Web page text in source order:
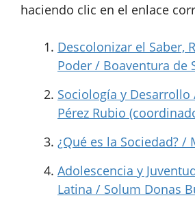
haciendo clic en el enlace
Descolonizar el Saber,
Poder / Boaventura de
Sociología y Desarrollo
Pérez Rubio
¿Qué es la Sociedad? /
Adolescencia y
Latina / Solum Donas